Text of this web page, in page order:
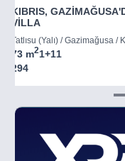
KIBRIS,
VİLLA
Tatlısu (Yalı) / Gazimağusa /
73 m21+11
294
of